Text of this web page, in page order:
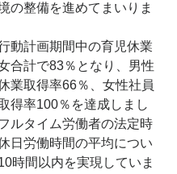
の整備を進めてまいりま
動計画期間中の育児休業
合計で83％となり、男性
業取得率66％、女性社員
得率100％を達成しまし
ルタイム労働者の法定時
日労働時間の平均につい
時間以内を実現していま